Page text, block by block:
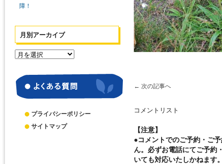
← 次の記事へ
コメントリスト
【注意】
●コメントでのご予約・ご
ん。必ずお電話にてご予約
いても対応いたしかねます
障！
月別アーカイブ
月
ー
カ
プライバシーポリシー
サイトマップ